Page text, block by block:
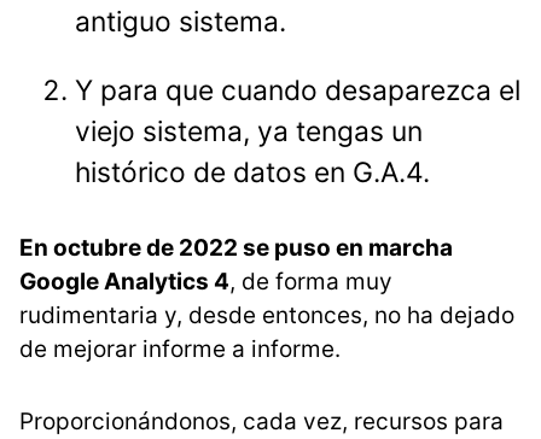
antiguo sistema.
Y para que cuando desaparezca el
viejo sistema, ya tengas un
histórico de datos en G.A.4.
En octubre de 2022 se puso en marcha
Google Analytics 4, de forma muy
rudimentaria y, desde entonces, no ha dejado
de mejorar informe a informe.
Proporcionándonos, cada vez, recursos para